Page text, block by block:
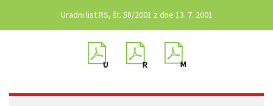
Uradni list RS, št. 58/2001 z dne 13. 7. 2001